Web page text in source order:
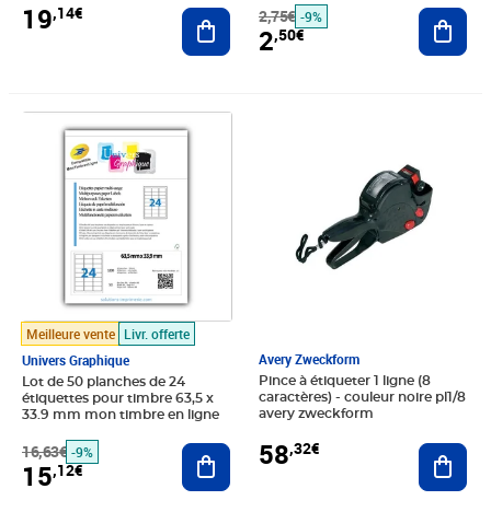
19,14€ Ajouter au panier
2,75€ -9%
2,50€
Meilleure vente Livr. offerte
Univers Graphique
Lot de 50 planches de 24
étiquettes pour timbre 63,5 x
33.9 mm mon timbre en ligne
16,63€
Prix barré 16,63€
-9%
15,12€
Prix 15,12€
Ajouter au panier
Avery Zweckform
Pince à étiqueter 1 ligne (8
caractères) - couleur noire pl1/8
avery zweckform
58,32€